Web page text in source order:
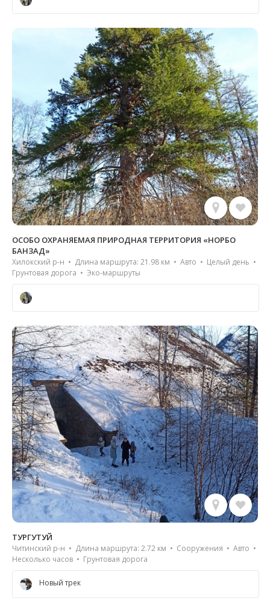
ОСОБО ОХРАНЯЕМАЯ ПРИРОДНАЯ ТЕРРИТОРИЯ «НОРБО
БАНЗАД»
Хилокский р-н • Длина маршрута: 21.98 км • Авто • Целый день •
Грунтовая дорога • Эко-маршруты
ТУРГУТУЙ
Читинский р-н • Длина маршрута: 2.72 км • Сооружения • Авто •
Несколько часов • Грунтовая дорога
Новый трек